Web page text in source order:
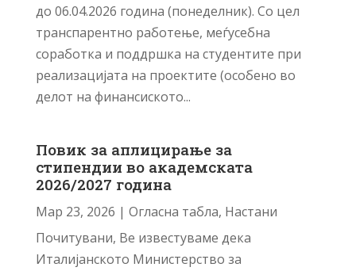
до 06.04.2026 година (понеделник). Со цел
транспарентно работење, меѓусебна
соработка и поддршка на студентите при
реализацијата на проектите (особено во
делот на финансиското...
Повик за аплицирање за
стипендии во академската
2026/2027 година
Мар 23, 2026 | Огласна табла, Настани
Почитувани, Ве известуваме дека
Италијанското Министерство за